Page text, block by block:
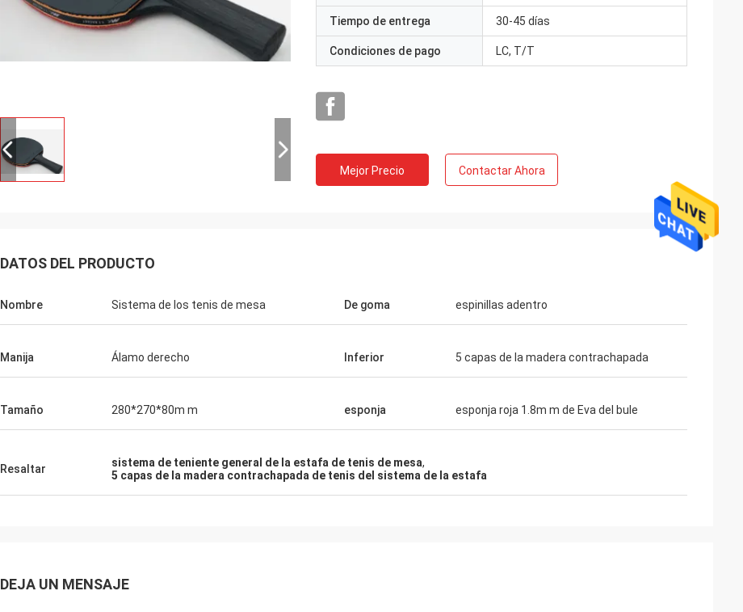
somos muy buenos Gracias por su trabajo
Anders Dahl
nuestras tablas y palos
Mohammed Saqallah
Tiempo de entrega 30-45 días
Condiciones de pago LC, T/T
Mejor Precio Contactar Ahora
DATOS DEL PRODUCTO
Nombre Sistema de los tenis de mesa De goma espinillas adentro
Manija Álamo derecho Inferior 5 capas de la madera contrachapada
Tamaño 280*270*80m m esponja esponja roja 1.8m m de Eva del bule
Resaltar sistema de teniente general de la estafa de tenis de mesa,
5 capas de la madera contrachapada de tenis del sistema de la estafa
DEJA UN MENSAJE